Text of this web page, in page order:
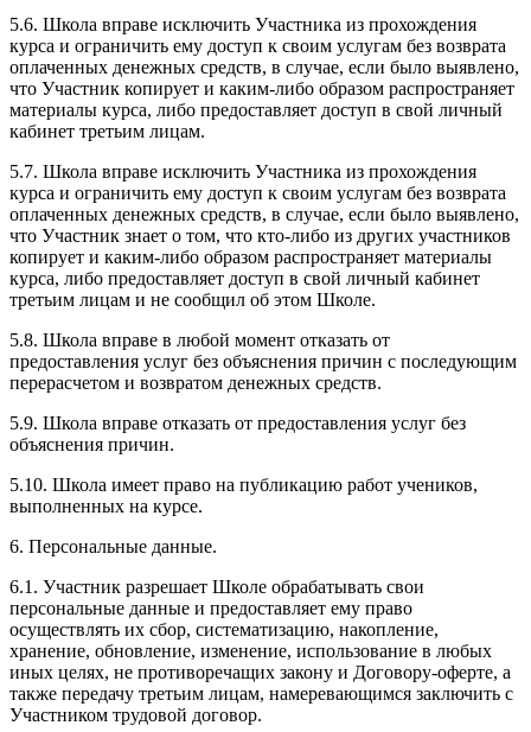
5.6. Школа вправе исключить Участника из прохождения
курса и ограничить ему доступ к своим услугам без возврата
оплаченных денежных средств, в случае, если было выявлено,
что Участник копирует и каким-либо образом распространяет
материалы курса, либо предоставляет доступ в свой личный
кабинет третьим лицам.
5.7. Школа вправе исключить Участника из прохождения
курса и ограничить ему доступ к своим услугам без возврата
оплаченных денежных средств, в случае, если было выявлено,
что Участник знает о том, что кто-либо из других участников
копирует и каким-либо образом распространяет материалы
курса, либо предоставляет доступ в свой личный кабинет
третьим лицам и не сообщил об этом Школе.
5.8. Школа вправе в любой момент отказать от
предоставления услуг без объяснения причин с последующим
перерасчетом и возвратом денежных средств.
5.9. Школа вправе отказать от предоставления услуг без
объяснения причин.
5.10. Школа имеет право на публикацию работ учеников,
выполненных на курсе.
6. Персональные данные.
6.1. Участник разрешает Школе обрабатывать свои
персональные данные и предоставляет ему право
осуществлять их сбор, систематизацию, накопление,
хранение, обновление, изменение, использование в любых
иных целях, не противоречащих закону и Договору-оферте, а
также передачу третьим лицам, намеревающимся заключить с
Участником трудовой договор.